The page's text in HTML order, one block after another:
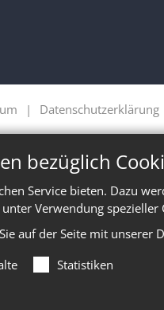
bezüglich
Service bieten. Dazu
Verwendung
auf der Seite mit
Statistiken
Datenschutzerklärung